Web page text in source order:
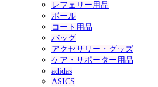
レフェリー用品
ボール
コート用品
バッグ
アクセサリー・グッズ
ケア・サポーター用品
adidas
ASICS